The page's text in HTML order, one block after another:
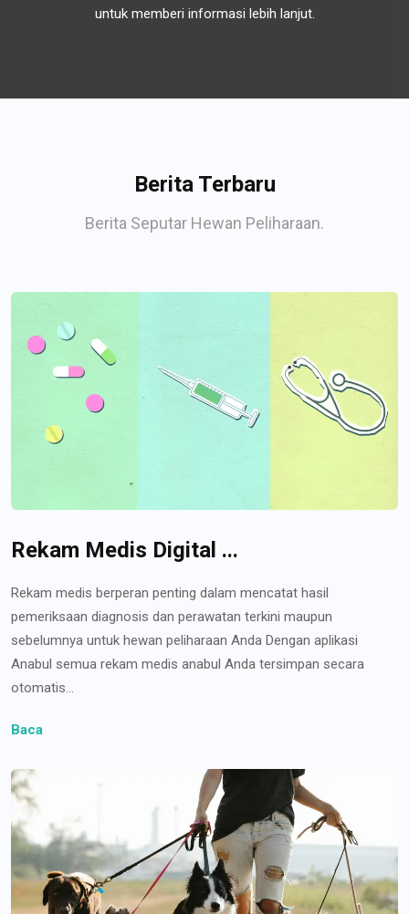
untuk memberi informasi lebih lanjut.
Berita Terbaru
Berita Seputar Hewan Peliharaan.
Rekam Medis Digital ...
Rekam medis berperan penting dalam mencatat hasil
pemeriksaan diagnosis dan perawatan terkini maupun
sebelumnya untuk hewan peliharaan Anda Dengan aplikasi
Anabul semua rekam medis anabul Anda tersimpan secara
otomatis...
Baca